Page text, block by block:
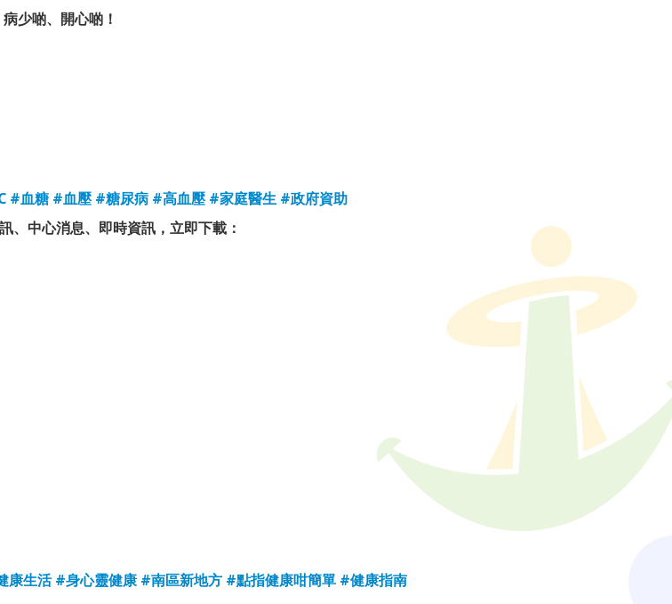
少啲、開心啲！
#血糖 #血壓 #糖尿病 #高血壓 #家庭醫生 #政府資助
、中心消息、即時資訊，立即下載：
康生活 #身心靈健康 #南區新地方 #點指健康咁簡單 #健康指南